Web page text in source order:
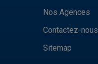
Nos Agences
Contactez-nous
Sitemap